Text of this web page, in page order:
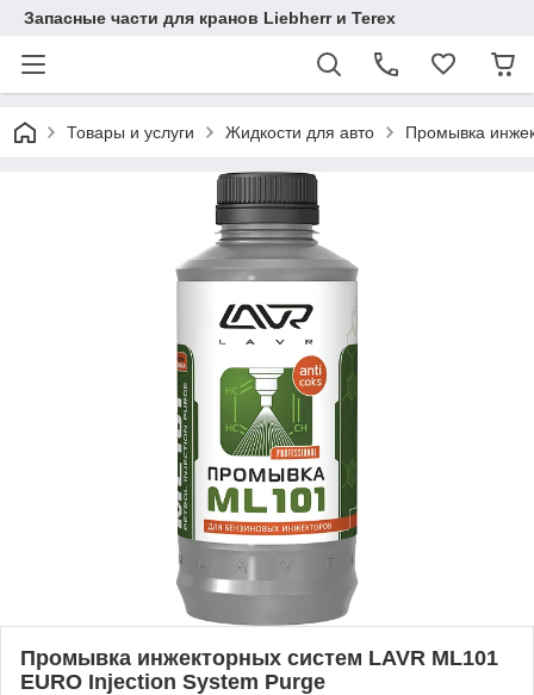
Запасные части для кранов Liebherr и Terex
Товары и услуги Жидкости для авто Промывка
Промывка инжекторных систем LAVR ML101
EURO Injection System Purge